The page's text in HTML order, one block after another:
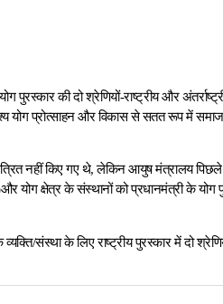
पुरस्‍कार की दो श्रेणियों-राष्‍ट्रीय और
योग प्रोत्‍साहन और विकास से सतत रूप में
नहीं किए गए थे, लेकिन आयुष मंत्रालय पिछले
क्षेत्र के संस्‍थानों को प्रधानमंत्री के योग
संस्‍था के लिए राष्‍ट्रीय पुरस्‍कार में दो